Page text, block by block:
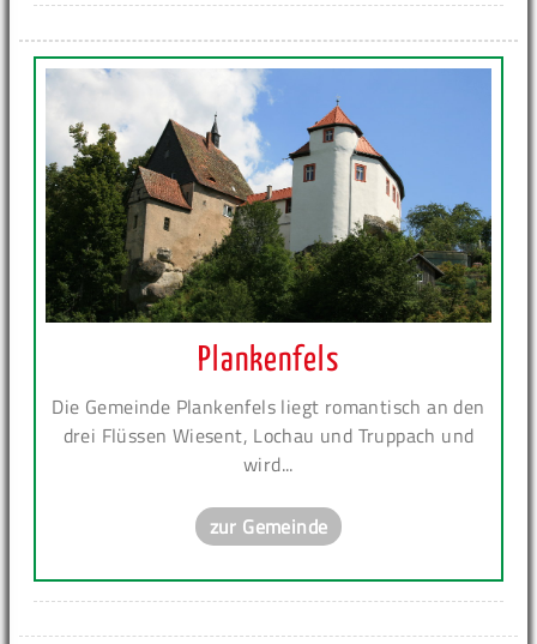
Plankenfels
Die Gemeinde Plankenfels liegt romantisch an den
drei Flüssen Wiesent, Lochau und Truppach und
wird...
zur Gemeinde